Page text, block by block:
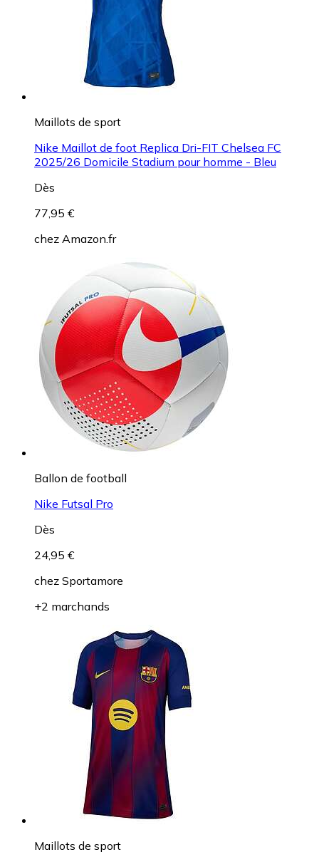
Maillots de sport
Nike Maillot de foot Replica Dri-FIT Chelsea FC
2025/26 Domicile Stadium pour homme - Bleu
Dès
77,95 €
chez Amazon.fr
Ballon de football
Nike Futsal Pro
Dès
24,95 €
chez Sportamore
+2 marchands
Maillots de sport